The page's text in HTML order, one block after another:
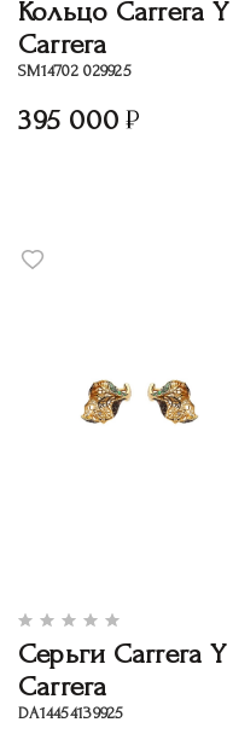
Кольцо Carrera Y
Carrera
SM14702 029925
395 000
Серьги Carrera Y
Carrera
DA14454139925